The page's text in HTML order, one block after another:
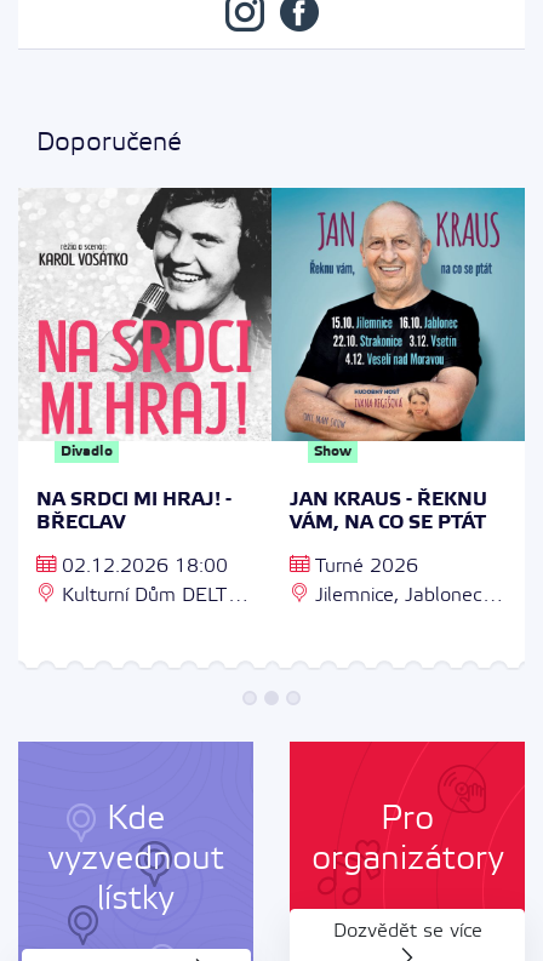
AHNABEL s ich autentickým veľmi ťažko zaraditeľným
v ponuke detské tábory a zaujímavé akcie.
na obyčajný kancelársky papier. Vstupenky si môžete
zakúpiť aj na niektorom z našichpredajných miest.
Doporučené
Divadlo
NA SRDCI MI HRAJ! -
BŘECLAV
02.12.2026 18:00
Kulturní Dům DELTA,
Show
JAN KRAUS - ŘEKNU
VÁM, NA CO SE PTÁT
Turné 2026
Jilemnice, Jablonec,
Kde
vyzvednout
lístky
Pro
organizátory
Dozvědět se více